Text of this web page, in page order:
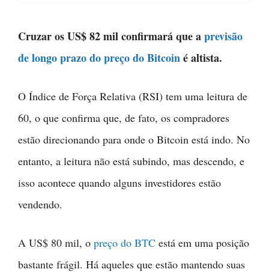
Cruzar os US$ 82 mil confirmará que aprevisão
de longo prazo do preço do Bitcoiné altista.
O Índice de Força Relativa (RSI) tem uma leitura de
60, o que confirma que, de fato, os compradores
estão direcionando para onde o Bitcoin está indo. No
entanto, a leitura não está subindo, mas descendo, e
isso acontece quando alguns investidores estão
vendendo.
A US$ 80 mil, o preço do BTC está em uma posição
bastante frágil. Há aqueles que estão mantendo suas